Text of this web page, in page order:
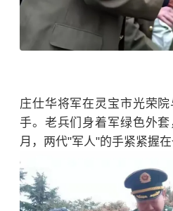
庄仕华将军在灵宝市光荣
手。老兵们身着军绿色外
月，两代"军人"的手紧紧握在